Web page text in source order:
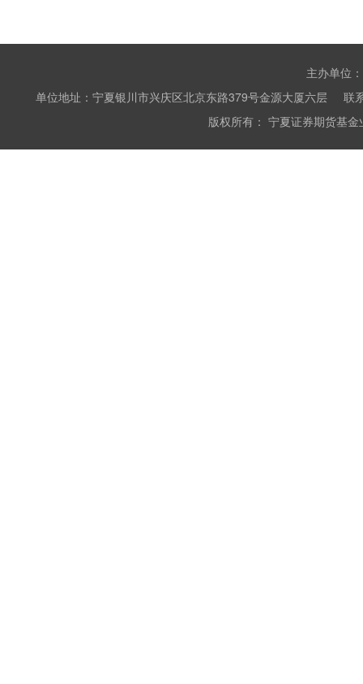
主办单位
单位地址：宁夏银川市兴庆区北京东路379号金源大厦六层
版权所有： 宁夏证券期货